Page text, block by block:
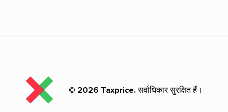
© 2026 Taxprice. सर्वाधिकार सुरक्षित हैं।